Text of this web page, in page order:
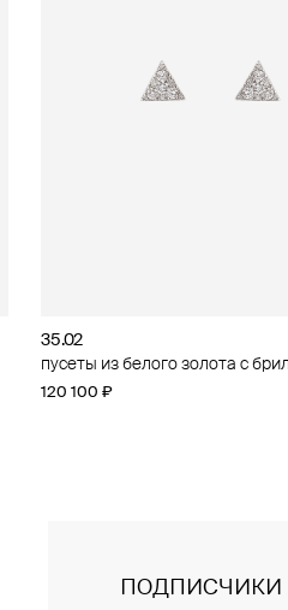
35.02
пусеты из белого золота с
120 100 ₽
35.02
кольцо из белого золота с
202 734 ₽